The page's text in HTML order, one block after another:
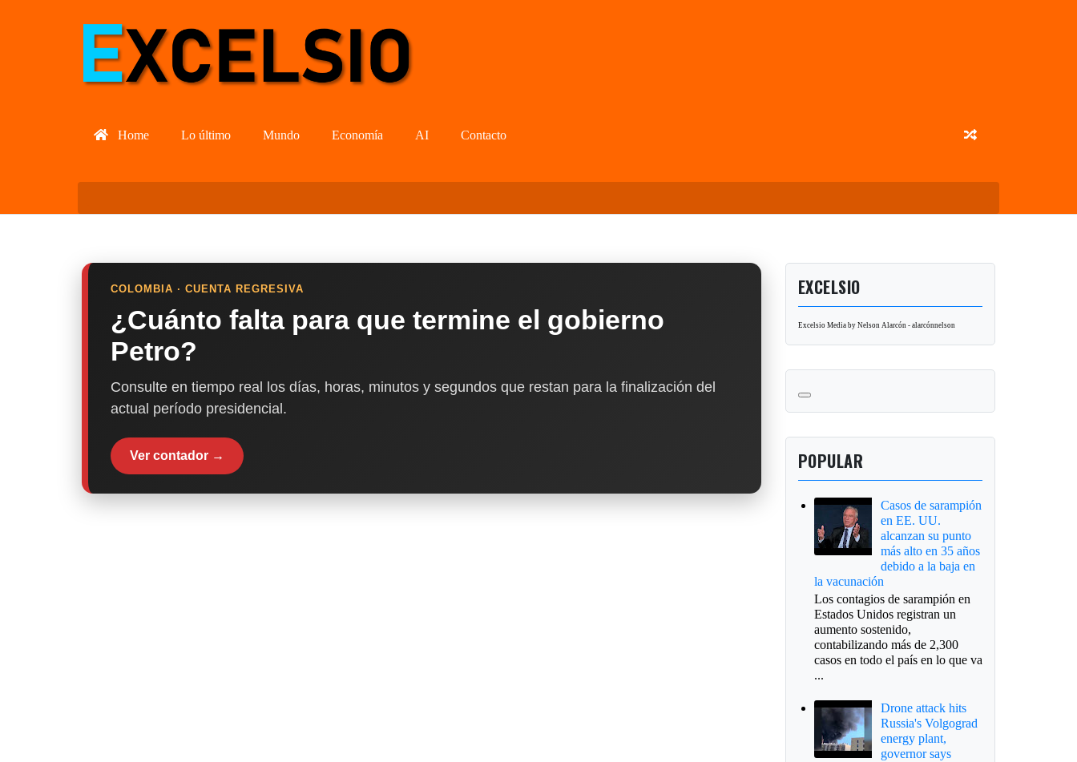
Home Lo último Mundo Economía AI Contacto
COLOMBIA · CUENTA REGRESIVA
¿Cuánto falta para que termine el gobierno
Petro?
Consulte en tiempo real los días, horas, minutos y segundos que restan para la finalización del
actual período presidencial.
Ver contador →
EXCELSIO
Excelsio Media by Nelson Alarcón - alarcónnelson
POPULAR
Casos de sarampión
en EE. UU.
alcanzan su punto
más alto en 35 años
debido a la baja en
la vacunación
Los contagios de sarampión en
Estados Unidos registran un
aumento sostenido,
contabilizando más de 2,300
casos en todo el país en lo que va
...
Drone attack hits
Russia's Volgograd
energy plant,
governor says